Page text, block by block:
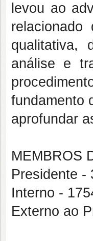
levou ao
qualitativa,
análise e
fundamento
aprofundar
MEMBROS
Presidente -
Interno -
Externo ao